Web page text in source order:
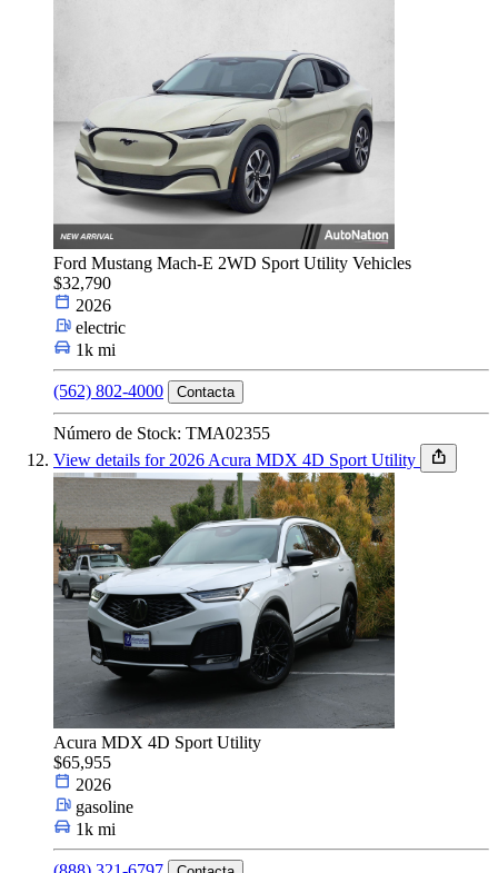
Ford Mustang Mach-E 2WD Sport Utility Vehicles
$32,790
2026
electric
1k mi
(562) 802-4000 Contacta
Número de Stock: TMA02355
View details for 2026 Acura MDX 4D Sport Utility
Acura MDX 4D Sport Utility
$65,955
2026
gasoline
1k mi